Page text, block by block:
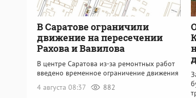
В Саратове ограничили
движение на пересечении
Рахова и Вавилова
В центре Саратова из-за ремонтных работ
введено временное ограничение движения
4 августа 08:37
882